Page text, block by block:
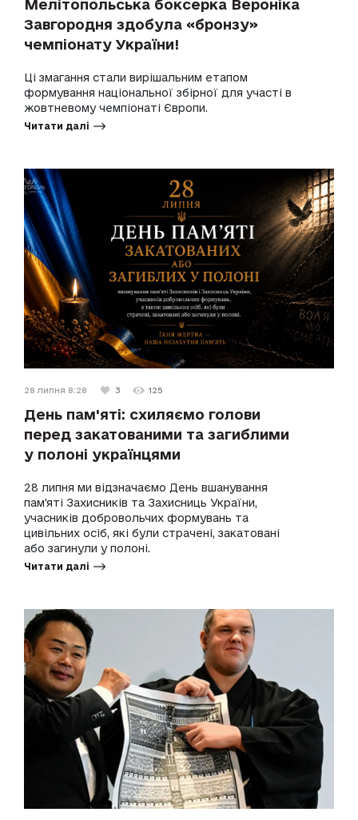
Мелітопольська боксерка Вероніка
Завгородня здобула «бронзу»
чемпіонату України!
Ці змагання стали вирішальним етапом
формування національної збірної для участі в
жовтневому чемпіонаті Європи.
Читати далі
28 липня 8:28 3 125
День пам'яті: схиляємо голови
перед закатованими та загиблими
у полоні українцями
28 липня ми відзначаємо День вшанування
пам'яті Захисників та Захисниць України,
учасників добровольчих формувань та
цивільних осіб, які були страчені, закатовані
або загинули у полоні.
Читати далі